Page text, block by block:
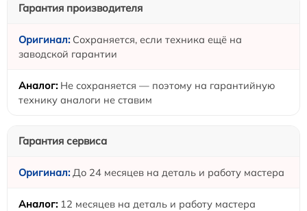
Гарантия производителя
Сохраняется, если техника ещё на
заводской гарантии
Не сохраняется — поэтому на гарантийную
технику аналоги не ставим
Гарантия сервиса
До 24 месяцев на деталь и работу мастера
12 месяцев на деталь и работу мастера